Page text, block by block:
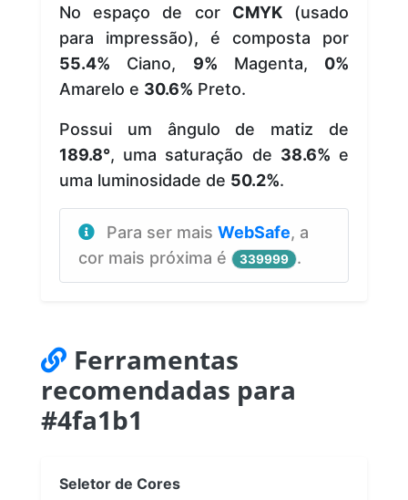
No espaço de cor CMYK(usado
para impressão), é composta por
55.4% Ciano, 9% Magenta, 0%
Amarelo e 30.6% Preto.
Possui um ângulo de matiz de
189.8°, uma saturação de 38.6% e
uma luminosidade de 50.2%.
Para ser mais WebSafe, a
cor mais próxima é
339999 .
Ferramentas
recomendadas para
#4fa1b1
Seletor de Cores